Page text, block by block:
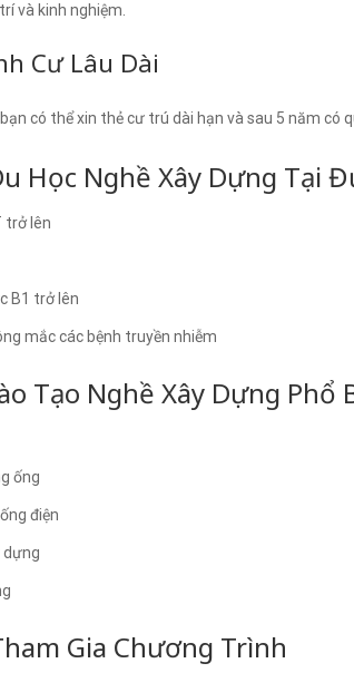
và kinh nghiệm.
Cư Lâu Dài
có thể xin thẻ cư trú dài hạn và sau 5 năm có
Học Nghề Xây Dựng Tại
trở lên
B1 trở lên
mắc các bệnh truyền nhiễm
Tạo Nghề Xây Dựng Phổ
ống
điện
dựng
Gia Chương Trình